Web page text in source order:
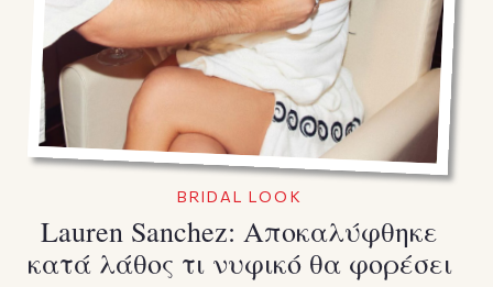
BRIDAL LOOK
Lauren Sanchez: Αποκαλύφθηκε
κατά λάθος τι νυφικό θα φορέσει